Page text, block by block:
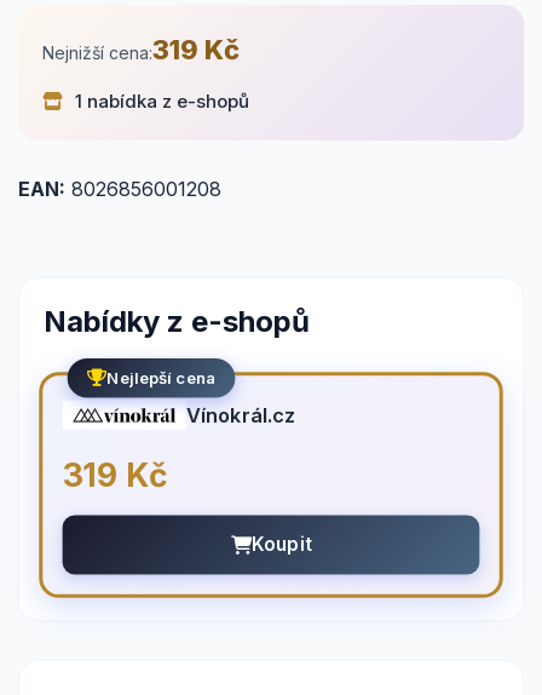
Nejnižší cena:319 Kč
1 nabídka z e-shopů
EAN: 8026856001208
Nabídky z e-shopů
Nejlepší cena
Vínokrál.cz
319 Kč
Koupit